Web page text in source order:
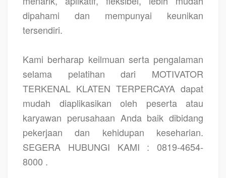
dipahami dan mempunyai keunikan
tersendiri.
Kami berharap keilmuan serta pengalaman
selama pelatihan dari MOTIVATOR
TERKENAL KLATEN TERPERCAYA dapat
mudah diaplikasikan oleh peserta atau
karyawan perusahaan Anda baik dibidang
pekerjaan dan kehidupan keseharian.
SEGERA HUBUNGI KAMI : 0819-4654-
8000 .